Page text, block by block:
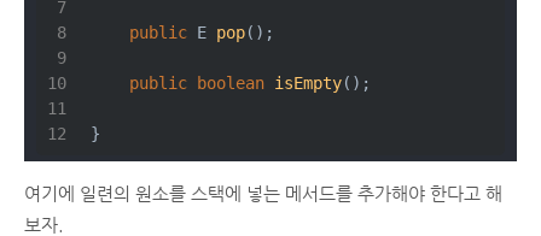
public E pop() ;
public boolean isEmpty() ;
}
여기에 일련의 원소를 스택에 넣는 메서드를 추가해야 한다고 해
보자.